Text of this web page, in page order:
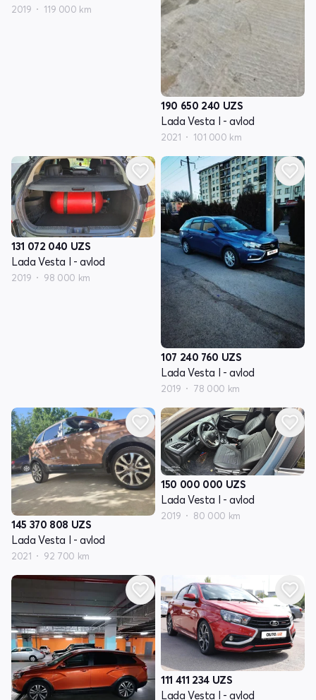
2019 119 000 km
190 650 240 UZS
Lada Vesta I - avlod
2021 101 000 km
131 072 040 UZS
Lada Vesta I - avlod
2019 98 000 km
107 240 760 UZS
Lada Vesta I - avlod
2019 78 000 km
145 370 808 UZS
Lada Vesta I - avlod
2021 92 700 km
150 000 000 UZS
Lada Vesta I - avlod
2019 80 000 km
111 411 234 UZS
Lada Vesta I - avlod